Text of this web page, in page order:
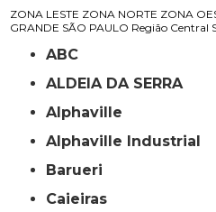
ZONA LESTE ZONA NORTE ZONA
GRANDE SÃO PAULO Região Central
ABC
ALDEIA DA SERRA
Alphaville
Alphaville Industrial
Barueri
Caieiras